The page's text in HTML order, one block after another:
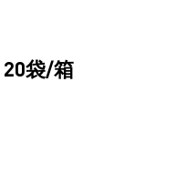
袋/箱